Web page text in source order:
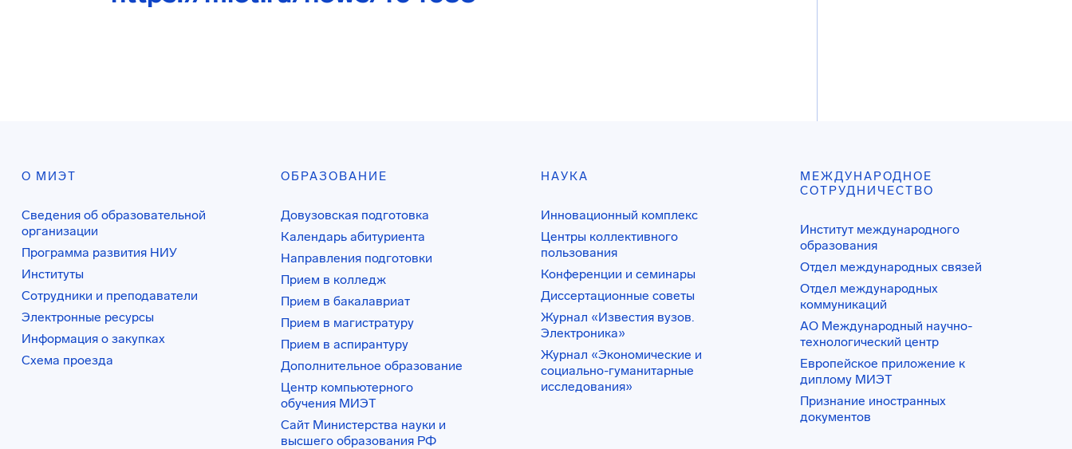
О МИЭТ
Сведения об образовательной
организации
Программа развития НИУ
Институты
Сотрудники и преподаватели
Электронные ресурсы
Информация о закупках
Схема проезда
ОБРАЗОВАНИЕ
Довузовская подготовка
Календарь абитуриента
Направления подготовки
Прием в колледж
Прием в бакалавриат
Прием в магистратуру
Прием в аспирантуру
Дополнительное образование
Центр компьютерного
обучения МИЭТ
Сайт Министерства науки и
высшего образования РФ
НАУКА
Инновационный комплекс
Центры коллективного
пользования
Конференции и семинары
Диссертационные советы
Журнал «Известия вузов.
Электроника»
Журнал «Экономические и
социально-гуманитарные
исследования»
МЕЖДУНАРОДНОЕ
СОТРУДНИЧЕСТВО
Институт международного
образования
Отдел международных связей
Отдел международных
коммуникаций
АО Международный научно-
технологический центр
Европейское приложение к
диплому МИЭТ
Признание иностранных
документов